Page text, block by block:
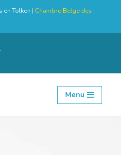
en Tolken | Chambre Belge des
Menu